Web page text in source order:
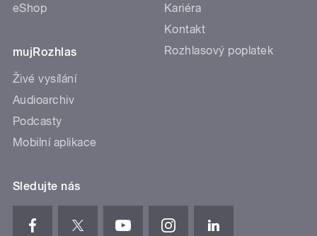
eShop
mujRozhlas
Živé vysílání
Audioarchiv
Podcasty
Mobilní aplikace
Kariéra
Kontakt
Rozhlasový poplatek
Sledujte nás